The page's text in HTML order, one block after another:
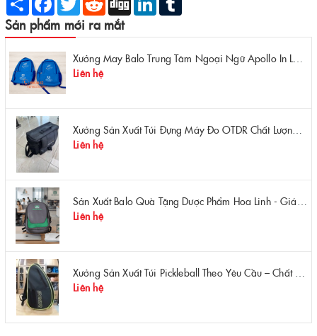
Sản phẩm mới ra mắt
Liên hệ
Liên hệ
Liên hệ
Liên hệ